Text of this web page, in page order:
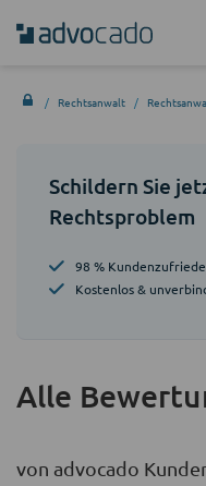
Rechtsanwalt
Schildern Sie
Rechtsproblem
98 %
Kostenlos &
Alle
von advocado